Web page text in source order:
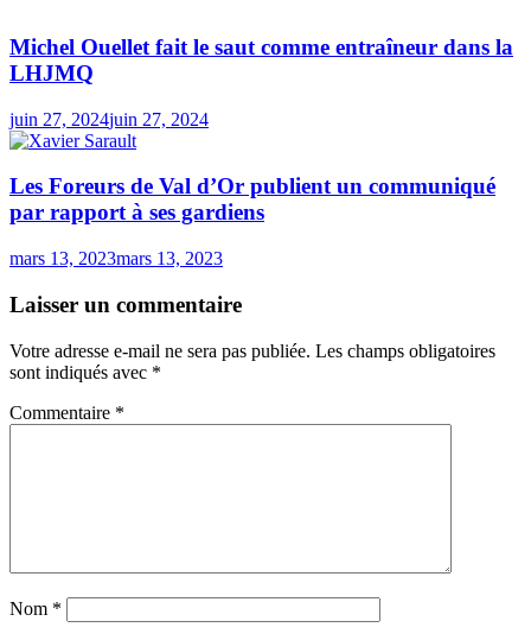
Michel Ouellet fait le saut comme entraîneur dans la
LHJMQ
juin 27, 2024juin 27, 2024
Les Foreurs de Val d’Or publient un communiqué
par rapport à ses gardiens
mars 13, 2023mars 13, 2023
Laisser un commentaire
Votre adresse e-mail ne sera pas publiée. Les champs obligatoires
sont indiqués avec *
Commentaire *
Nom *